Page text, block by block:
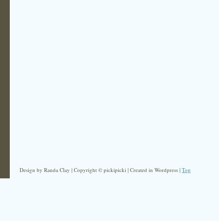
Design by Randa Clay | Copyright © pickipicki | Created in Wordpress | Top